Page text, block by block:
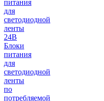
питания
для
светодиодной
ленты
24В
Блоки
питания
для
светодиодной
ленты
по
потребляемой